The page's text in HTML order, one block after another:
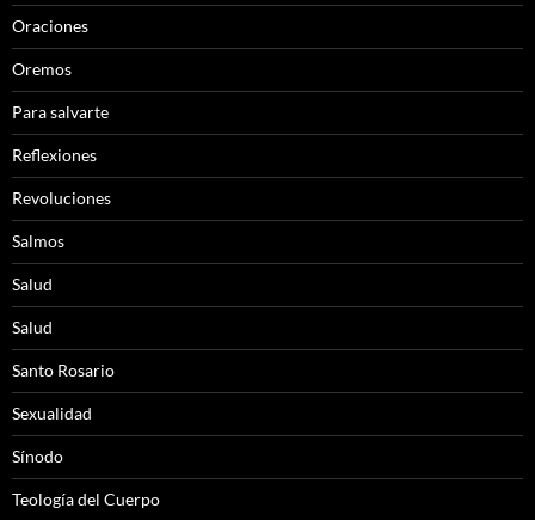
Oraciones
Oremos
Para salvarte
Reflexiones
Revoluciones
Salmos
Salud
Salud
Santo Rosario
Sexualidad
Sínodo
Teología del Cuerpo